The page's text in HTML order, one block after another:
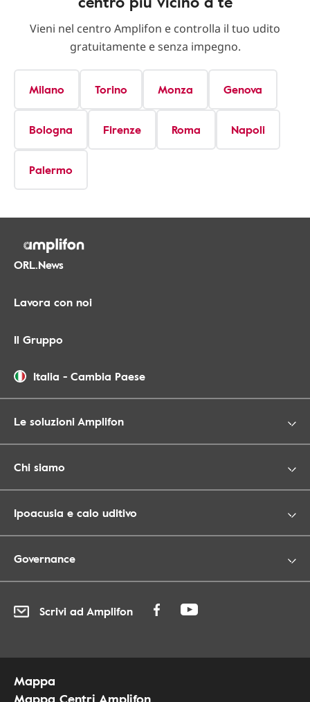
Vieni nel centro Amplifon e controlla il tuo udito
gratuitamente e senza impegno.
Milano Torino Monza Genova
Bologna Firenze Roma Napoli
Palermo
ORL.News
Lavora con noi
Il Gruppo
Italia - Cambia Paese
Le soluzioni Amplifon
Chi siamo
Ipoacusia e calo uditivo
Governance
Scrivi ad Amplifon
Mappa